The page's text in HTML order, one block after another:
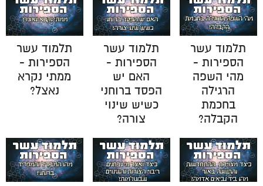
תלמוד עשר
הספירות -
ממתי נקרא
נאצל?
תלמוד עשר
הספירות -
האם יש
הפסד ברוחני
כשיש שינוי
צורה?
תלמוד עשר
הספירות -
מהי השפה
הרגילה
בחכמת
הקבלה?